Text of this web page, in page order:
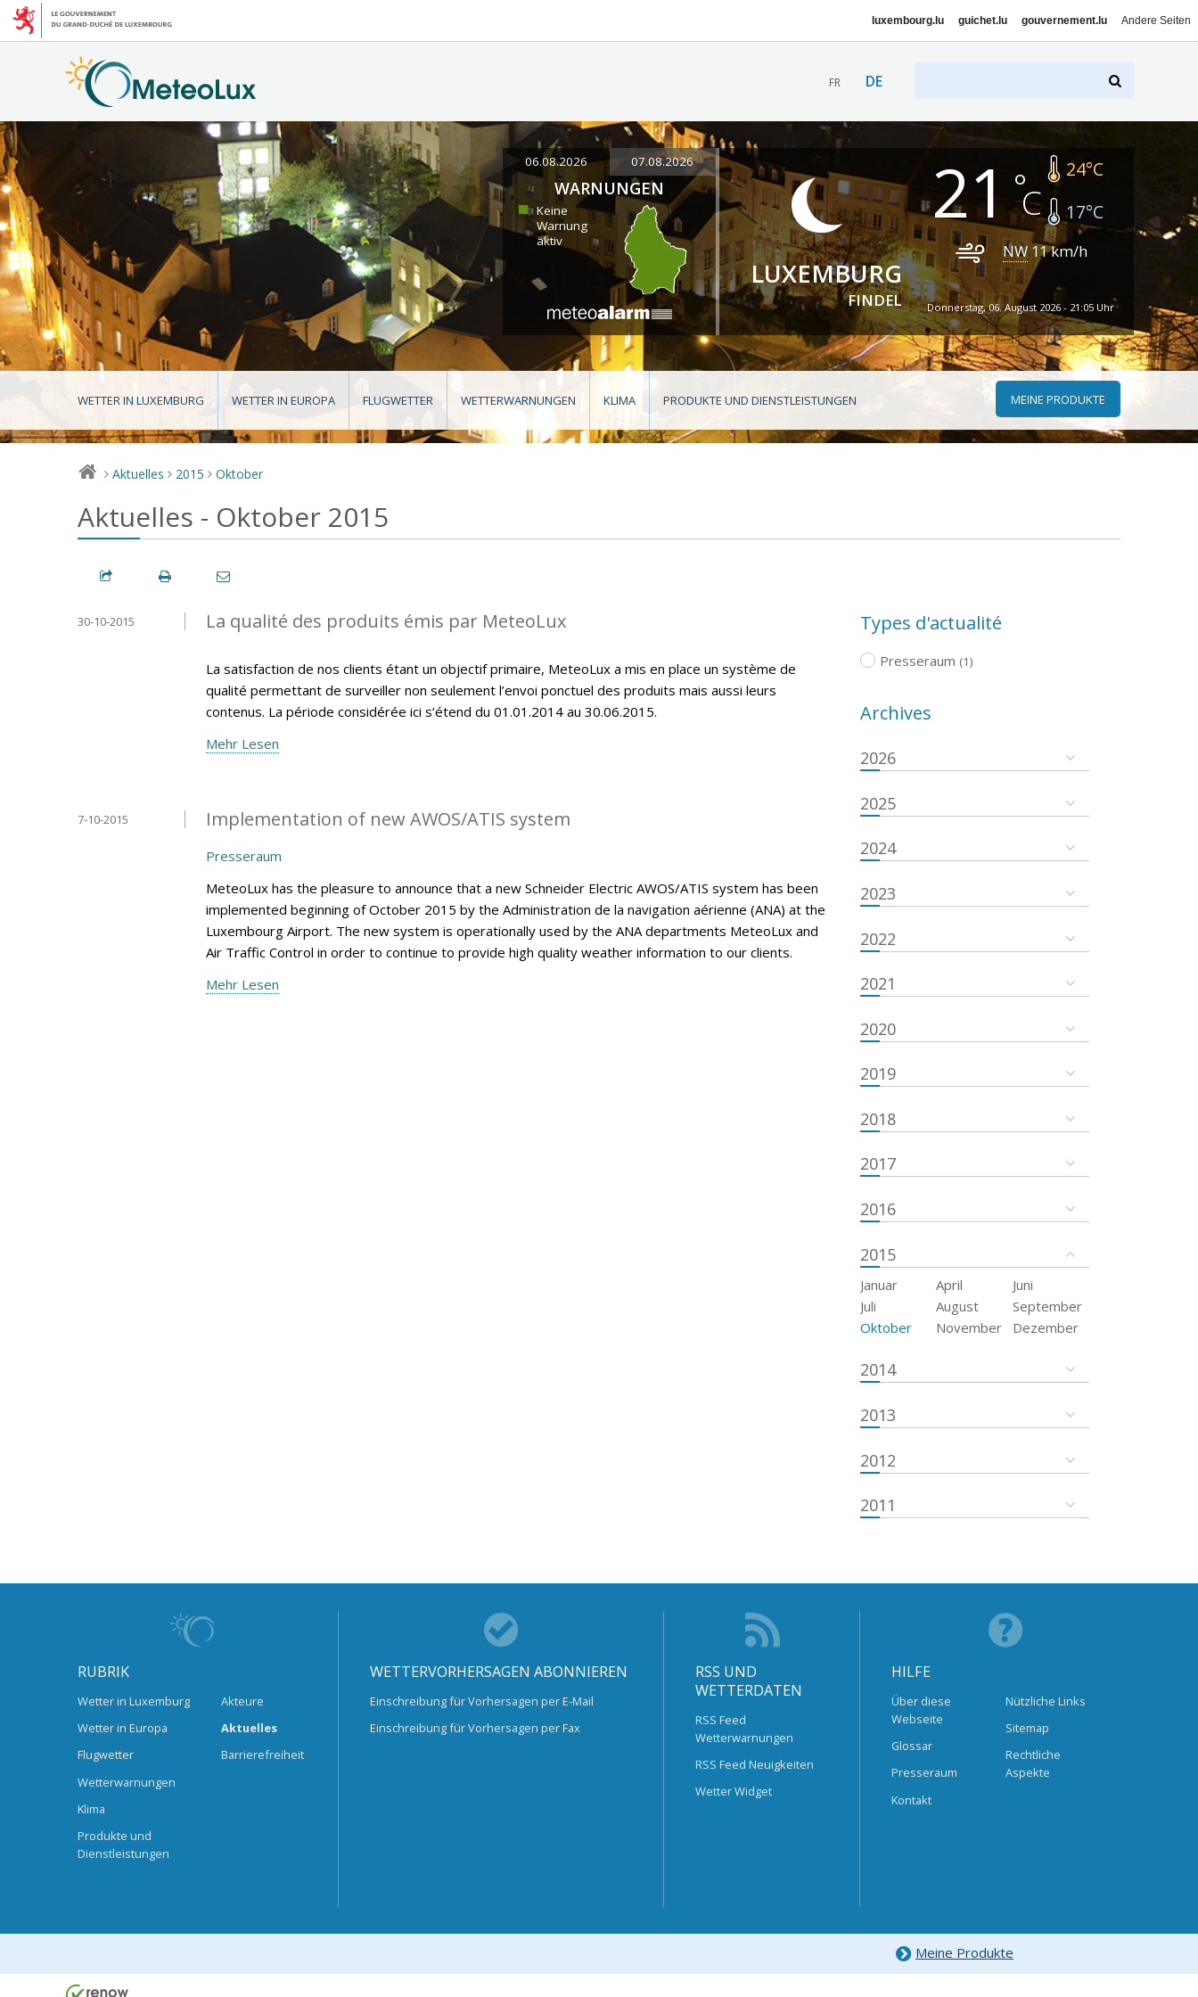
luxembourg.lu guichet.lu gouvernement.lu Andere Seiten
FR DE
06.08.2026 07.08.2026
WARNUNGEN
Keine
Warnung
aktiv
LUXEMBURG
FINDEL
21 24°C
17°C
NW 11km/h
Donnerstag, 06. August 2026 - 21:05 Uhr
WETTER IN LUXEMBURG WETTER IN EUROPA FLUGWETTER WETTERWARNUNGEN KLIMA PRODUKTE UND DIENSTLEISTUNGEN MEINE PRODUKTE
> Aktuelles > 2015 > Oktober
Aktuelles - Oktober 2015
La qualité des produits émis par MeteoLux
30-10-2015
La satisfaction de nos clients étant un objectif primaire, MeteoLux a mis en place un système de
qualité permettant de surveiller non seulement l’envoi ponctuel des produits mais aussi leurs
contenus. La période considérée ici s’étend du 01.01.2014 au 30.06.2015.
Mehr Lesen
Implementation of new AWOS/ATIS system
7-10-2015
Presseraum
MeteoLux has the pleasure to announce that a new Schneider Electric AWOS/ATIS system has been
implemented beginning of October 2015 by the Administration de la navigation aérienne (ANA) at the
Luxembourg Airport. The new system is operationally used by the ANA departments MeteoLux and
Air Traffic Control in order to continue to provide high quality weather information to our clients.
Mehr Lesen
Types d'actualité
Presseraum (1)
Archives
2026
2025
2024
2023
2022
2021
2020
2019
2018
2017
2016
2015
Januar April
Juni
Juli
August
September
Oktober
November Dezember
2014
2013
2012
2011
RUBRIK
Wetter in Luxemburg
Wetter in Europa
Flugwetter
Wetterwarnungen
Klima
Produkte und
Dienstleistungen
Akteure
Aktuelles
Barrierefreiheit
WETTERVORHERSAGEN ABONNIEREN
Einschreibung für Vorhersagen per E-Mail
Einschreibung für Vorhersagen per Fax
RSS UND
WETTERDATEN
RSS Feed
Wetterwarnungen
RSS Feed Neuigkeiten
Wetter Widget
HILFE
Über diese
Webseite
Glossar
Presseraum
Kontakt
Nützliche Links
Sitemap
Rechtliche
Aspekte
Meine Produkte